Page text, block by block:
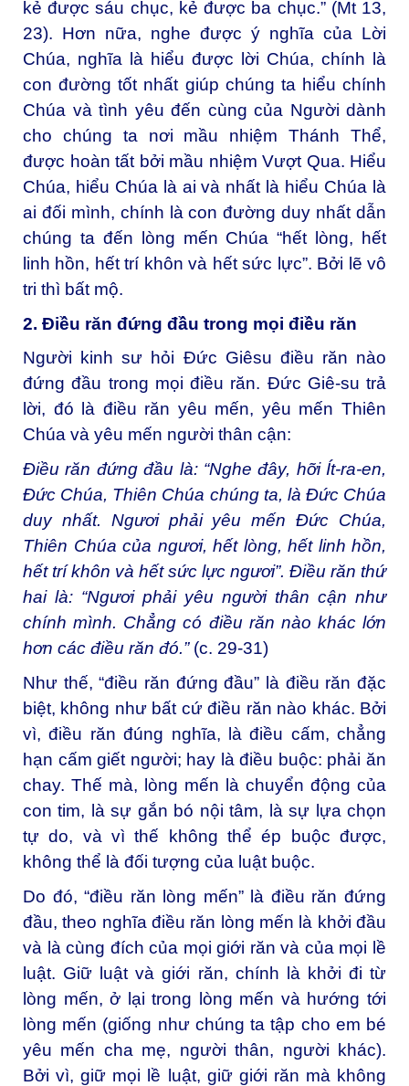
kẻ được sáu chục, kẻ được ba chục.” (Mt 13,
23). Hơn nữa, nghe được ý nghĩa của Lời
Chúa, nghĩa là hiểu được lời Chúa, chính là
con đường tốt nhất giúp chúng ta hiểu chính
Chúa và tình yêu đến cùng của Người dành
cho chúng ta nơi mầu nhiệm Thánh Thể,
được hoàn tất bởi mầu nhiệm Vượt Qua. Hiểu
Chúa, hiểu Chúa là ai và nhất là hiểu Chúa là
ai đối mình, chính là con đường duy nhất dẫn
chúng ta đến lòng mến Chúa “hết lòng, hết
linh hồn, hết trí khôn và hết sức lực”. Bởi lẽ vô
tri thì bất mộ.
2. Điều răn đứng đầu trong mọi điều răn
Người kinh sư hỏi Đức Giêsu điều răn nào
đứng đầu trong mọi điều răn. Đức Giê-su trả
lời, đó là điều răn yêu mến, yêu mến Thiên
Chúa và yêu mến người thân cận:
Điều răn đứng đầu là: “Nghe đây, hỡi Ít-ra-en,
Đức Chúa, Thiên Chúa chúng ta, là Đức Chúa
duy nhất. Ngươi phải yêu mến Đức Chúa,
Thiên Chúa của ngươi, hết lòng, hết linh hồn,
hết trí khôn và hết sức lực ngươi”. Điều răn thứ
hai là: “Ngươi phải yêu người thân cận như
chính mình. Chẳng có điều răn nào khác lớn
hơn các điều răn đó.” (c. 29-31)
Như thế, “điều răn đứng đầu” là điều răn đặc
biệt, không như bất cứ điều răn nào khác. Bởi
vì, điều răn đúng nghĩa, là điều cấm, chẳng
hạn cấm giết người; hay là điều buộc: phải ăn
chay. Thế mà, lòng mến là chuyển động của
con tim, là sự gắn bó nội tâm, là sự lựa chọn
tự do, và vì thế không thể ép buộc được,
không thể là đối tượng của luật buộc.
Do đó, “điều răn lòng mến” là điều răn đứng
đầu, theo nghĩa điều răn lòng mến là khởi đầu
và là cùng đích của mọi giới răn và của mọi lề
luật. Giữ luật và giới răn, chính là khởi đi từ
lòng mến, ở lại trong lòng mến và hướng tới
lòng mến (giống như chúng ta tập cho em bé
yêu mến cha mẹ, người thân, người khác).
Bởi vì, giữ mọi lề luật, giữ giới răn mà không